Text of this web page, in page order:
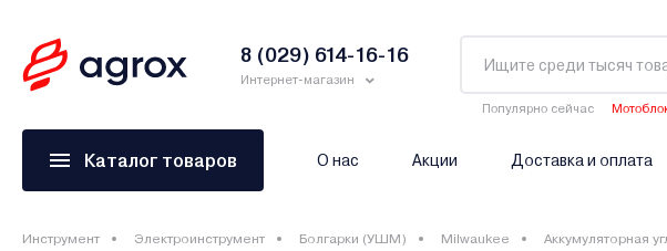
8 (029) 614-16-16
Интернет-магазин
Популярно сейчас
Каталог товаров О нас Акции Доставка и оплата
Инструмент Электроинструмент Болгарки (УШМ) Milwaukee Аккумуляторная